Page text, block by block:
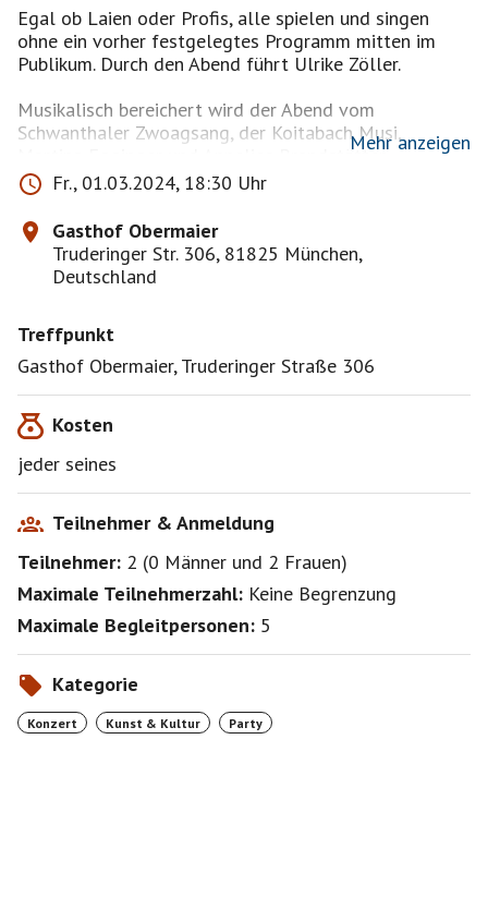
Egal ob Laien oder Profis, alle spielen und singen
ohne ein vorher festgelegtes Programm mitten im
Publikum. Durch den Abend führt Ulrike Zöller.
Musikalisch bereichert wird der Abend vom
Schwanthaler Zwoagsang, der Koitabach Musi,
Martina Egginger und Annelies Brandstätter.
Eintritt frei! Für Spenden für die Mitwirkenden geht
ein Hut herum.
Keine Platzreservierung möglich.
Ort: Gasthof Obermaier, Truderinger Straße 306
Bei interesse kommen, Es kann kein tisch reserviert
werden.
Ihr könnt euch gerne absprechen wie man sich
zusammen findet.
Weitere Termine in diesem Jahr sind:
Freitag, 7. Juni
Mehr anzeigen
Fr., 01.03.2024, 18:30 Uhr
Gasthof Obermaier
Truderinger Str. 306, 81825 München,
Deutschland
Treffpunkt
Gasthof Obermaier, Truderinger Straße 306
Kosten
jeder seines
Teilnehmer & Anmeldung
Teilnehmer: 2 (0 Männer und 2 Frauen)
Maximale Teilnehmerzahl: Keine Begrenzung
Maximale Begleitpersonen: 5
Kategorie
Konzert Kunst & Kultur Party